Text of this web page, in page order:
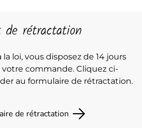
de rétractation
loi, vous disposez de 14 jours
commande. Cliquez ci-
au formulaire de rétractation.
de rétractation